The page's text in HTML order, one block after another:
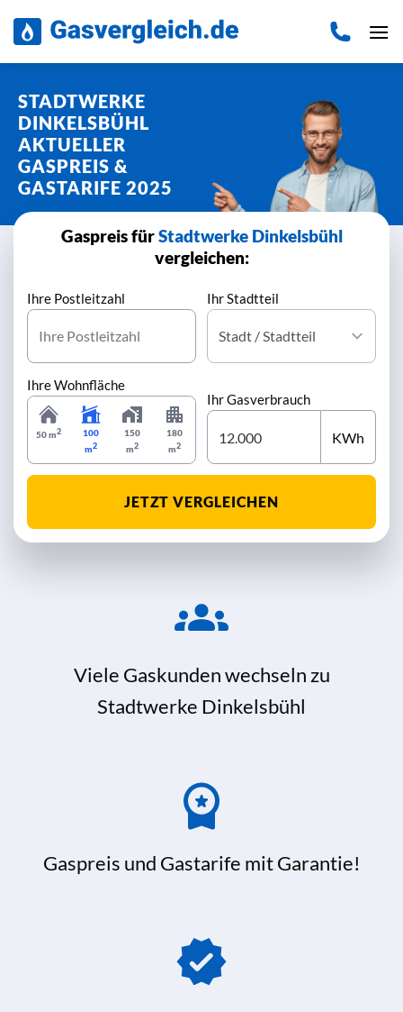
Inhalt
STADTWERKE
DINKELSBÜHL
AKTUELLER
GASPREIS &
GASTARIFE 2025
Gaspreis fürStadtwerke Dinkelsbühl
vergleichen:
Ihre Postleitzahl Ihr Stadtteil
Ihre Wohnfläche
50 m2
100
m2
150
m2
180
m2
Ihr Gasverbrauch
KWh
JETZT VERGLEICHEN
Viele Gaskunden wechseln zu
Stadtwerke Dinkelsbühl
Gaspreis und Gastarife mit Garantie!